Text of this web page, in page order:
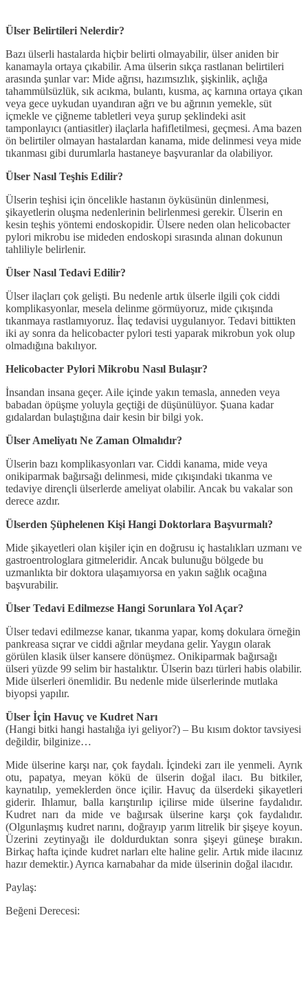
Ülser Belirtileri Nelerdir?
Bazı ülserli hastalarda hiçbir belirti olmayabilir, ülser aniden bir
kanamayla ortaya çıkabilir. Ama ülserin sıkça rastlanan belirtileri
arasında şunlar var: Mide ağrısı, hazımsızlık, şişkinlik, açlığa
tahammülsüzlük, sık acıkma, bulantı, kusma, aç karnına ortaya çıkan
veya gece uykudan uyandıran ağrı ve bu ağrının yemekle, süt
içmekle ve çiğneme tabletleri veya şurup şeklindeki asit
tamponlayıcı (antiasitler) ilaçlarla hafifletilmesi, geçmesi. Ama bazen
ön belirtiler olmayan hastalardan kanama, mide delinmesi veya mide
tıkanması gibi durumlarla hastaneye başvuranlar da olabiliyor.
Ülser Nasıl Teşhis Edilir?
Ülserin teşhisi için öncelikle hastanın öyküsünün dinlenmesi,
şikayetlerin oluşma nedenlerinin belirlenmesi gerekir. Ülserin en
kesin teşhis yöntemi endoskopidir. Ülsere neden olan helicobacter
pylori mikrobu ise mideden endoskopi sırasında alınan dokunun
tahliliyle belirlenir.
Ülser Nasıl Tedavi Edilir?
Ülser ilaçları çok gelişti. Bu nedenle artık ülserle ilgili çok ciddi
komplikasyonlar, mesela delinme görmüyoruz, mide çıkışında
tıkanmaya rastlamıyoruz. İlaç tedavisi uygulanıyor. Tedavi bittikten
iki ay sonra da helicobacter pylori testi yaparak mikrobun yok olup
olmadığına bakılıyor.
Helicobacter Pylori Mikrobu Nasıl Bulaşır?
İnsandan insana geçer. Aile içinde yakın temasla, anneden veya
babadan öpüşme yoluyla geçtiği de düşünülüyor. Şuana kadar
gıdalardan bulaştığına dair kesin bir bilgi yok.
Ülser Ameliyatı Ne Zaman Olmalıdır?
Ülserin bazı komplikasyonları var. Ciddi kanama, mide veya
onikiparmak bağırsağı delinmesi, mide çıkışındaki tıkanma ve
tedaviye dirençli ülserlerde ameliyat olabilir. Ancak bu vakalar son
derece azdır.
Ülserden Şüphelenen Kişi Hangi Doktorlara Başvurmalı?
Mide şikayetleri olan kişiler için en doğrusu iç hastalıkları uzmanı ve
gastroentrologlara gitmeleridir. Ancak bulunuğu bölgede bu
uzmanlıkta bir doktora ulaşamıyorsa en yakın sağlık ocağına
başvurabilir.
Ülser Tedavi Edilmezse Hangi Sorunlara Yol Açar?
Ülser tedavi edilmezse kanar, tıkanma yapar, komş dokulara örneğin
pankreasa sıçrar ve ciddi ağrılar meydana gelir. Yaygın olarak
görülen klasik ülser kansere dönüşmez. Onikiparmak bağırsağı
ülseri yüzde 99 selim bir hastalıktır. Ülserin bazı türleri habis olabilir.
Mide ülserleri önemlidir. Bu nedenle mide ülserlerinde mutlaka
biyopsi yapılır.
Ülser İçin Havuç ve Kudret Narı
(Hangi bitki hangi hastalığa iyi geliyor?) – Bu kısım doktor tavsiyesi
değildir, bilginize…
Mide ülserine karşı nar, çok faydalı. İçindeki zarı ile yenmeli. Ayrık
otu, papatya, meyan kökü de ülserin doğal ilacı. Bu bitkiler,
kaynatılıp, yemeklerden önce içilir. Havuç da ülserdeki şikayetleri
giderir. Ihlamur, balla karıştırılıp içilirse mide ülserine faydalıdır.
Kudret narı da mide ve bağırsak ülserine karşı çok faydalıdır.
(Olgunlaşmış kudret narını, doğrayıp yarım litrelik bir şişeye koyun.
Üzerini zeytinyağı ile doldurduktan sonra şişeyi güneşe bırakın.
Birkaç hafta içinde kudret narları elte haline gelir. Artık mide ilacınız
hazır demektir.) Ayrıca karnabahar da mide ülserinin doğal ilacıdır.
Paylaş:
Beğeni Derecesi: